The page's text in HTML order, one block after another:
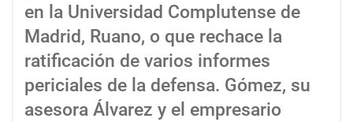
en la Universidad Complutense de
Madrid, Ruano, o que rechace la
ratificación de varios informes
periciales de la defensa. Gómez, su
asesora Álvarez y el empresario